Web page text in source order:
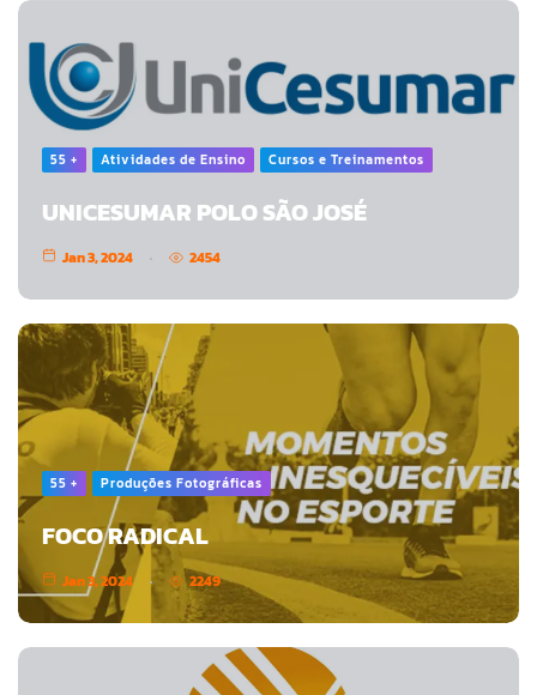
55 + Atividades de Ensino Cursos e Treinamentos
UNICESUMAR POLO SÃO JOSÉ
Jan 3, 2024 2454
55 + Produções Fotográficas
FOCO RADICAL
Jan 3, 2024 2249